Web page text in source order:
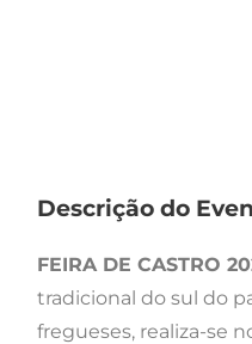
Descrição do
FEIRA DE CASTRO
tradicional do sul do
fregueses, realiza-se